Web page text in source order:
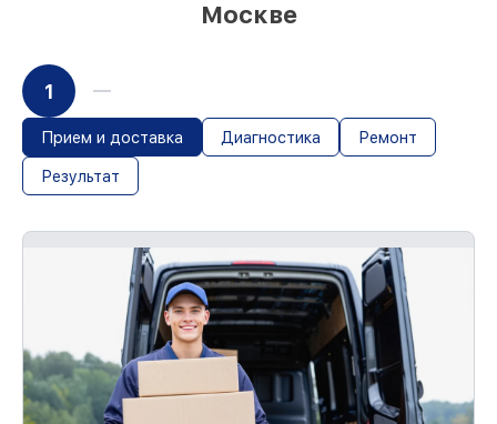
Москве
1
Прием и доставка Диагностика Ремонт
Результат